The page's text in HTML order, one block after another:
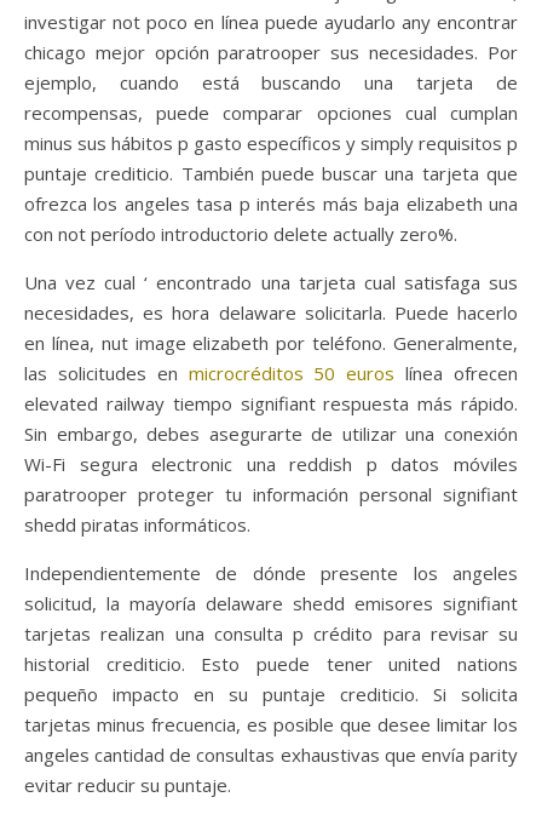
investigar not poco en línea puede ayudarlo any encontrar
chicago mejor opción paratrooper sus necesidades. Por
ejemplo, cuando está buscando una tarjeta de
recompensas, puede comparar opciones cual cumplan
minus sus hábitos p gasto específicos y simply requisitos p
puntaje crediticio. También puede buscar una tarjeta que
ofrezca los angeles tasa p interés más baja elizabeth una
con not período introductorio delete actually zero%.
Una vez cual ‘ encontrado una tarjeta cual satisfaga sus
necesidades, es hora delaware solicitarla. Puede hacerlo
en línea, nut image elizabeth por teléfono. Generalmente,
las solicitudes en microcréditos 50 euros línea ofrecen
elevated railway tiempo signifiant respuesta más rápido.
Sin embargo, debes asegurarte de utilizar una conexión
Wi-Fi segura electronic una reddish p datos móviles
paratrooper proteger tu información personal signifiant
shedd piratas informáticos.
Independientemente de dónde presente los angeles
solicitud, la mayoría delaware shedd emisores signifiant
tarjetas realizan una consulta p crédito para revisar su
historial crediticio. Esto puede tener united nations
pequeño impacto en su puntaje crediticio. Si solicita
tarjetas minus frecuencia, es posible que desee limitar los
angeles cantidad de consultas exhaustivas que envía parity
evitar reducir su puntaje.